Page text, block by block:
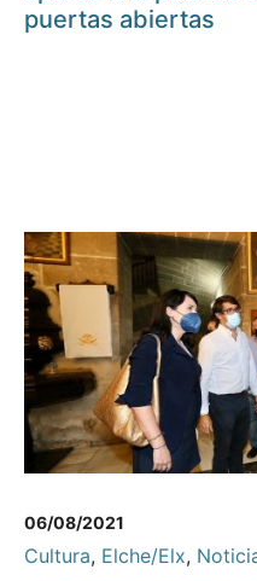
puertas abiertas
06/08/2021
Cultura, Elche/Elx,